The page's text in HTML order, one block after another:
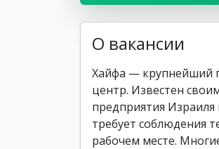
О вакансии
Хайфа — крупнейший
центр. Известен
предприятия
требует соблюдения
рабочем месте.